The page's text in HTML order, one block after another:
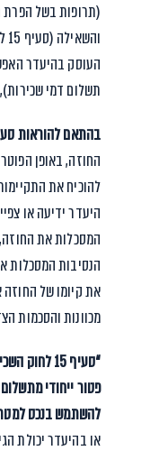
העוסק בהיעדר
תשלום דמי
בהתאם להוראות סעיף 18 לחוק
החוזה, באופן
להוכיח את
היעדר ידיעה או
המסכלות את
הנסיבות המסכלות
את קיומו של החוזה
מכוונות והסכמות
“סעיף 15 לחוק השכירות
פטור ייחודי
להשתמש בנכס
או בהיעדר יכולת